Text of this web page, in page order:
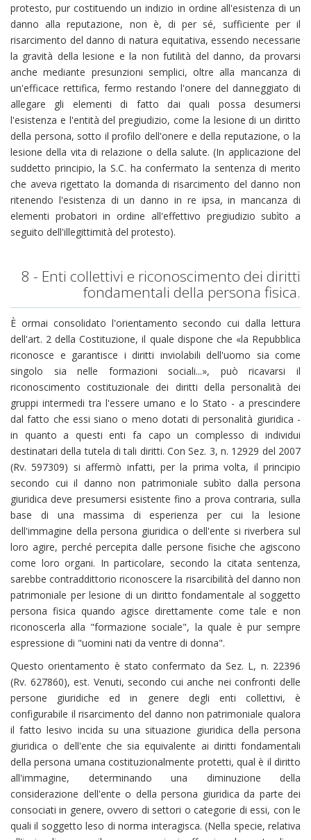
protesto, pur costituendo un indizio in ordine all'esistenza di un
danno alla reputazione, non è, di per sé, sufficiente per il
risarcimento del danno di natura equitativa, essendo necessarie
la gravità della lesione e la non futilità del danno, da provarsi
anche mediante presunzioni semplici, oltre alla mancanza di
un'efficace rettifica, fermo restando l'onere del danneggiato di
allegare gli elementi di fatto dai quali possa desumersi
l'esistenza e l'entità del pregiudizio, come la lesione di un diritto
della persona, sotto il profilo dell'onere e della reputazione, o la
lesione della vita di relazione o della salute. (In applicazione del
suddetto principio, la S.C. ha confermato la sentenza di merito
che aveva rigettato la domanda di risarcimento del danno non
ritenendo l'esistenza di un danno in re ipsa, in mancanza di
elementi probatori in ordine all'effettivo pregiudizio subìto a
seguito dell'illegittimità del protesto).
8 - Enti collettivi e riconoscimento dei diritti
fondamentali della persona fisica.
È ormai consolidato l'orientamento secondo cui dalla lettura
dell'art. 2 della Costituzione, il quale dispone che «la Repubblica
riconosce e garantisce i diritti inviolabili dell'uomo sia come
singolo sia nelle formazioni sociali...», può ricavarsi il
riconoscimento costituzionale dei diritti della personalità dei
gruppi intermedi tra l'essere umano e lo Stato - a prescindere
dal fatto che essi siano o meno dotati di personalità giuridica -
in quanto a questi enti fa capo un complesso di individui
destinatari della tutela di tali diritti. Con Sez. 3, n. 12929 del 2007
(Rv. 597309) si affermò infatti, per la prima volta, il principio
secondo cui il danno non patrimoniale subìto dalla persona
giuridica deve presumersi esistente fino a prova contraria, sulla
base di una massima di esperienza per cui la lesione
dell'immagine della persona giuridica o dell'ente si riverbera sul
loro agire, perché percepita dalle persone fisiche che agiscono
come loro organi. In particolare, secondo la citata sentenza,
sarebbe contraddittorio riconoscere la risarcibilità del danno non
patrimoniale per lesione di un diritto fondamentale al soggetto
persona fisica quando agisce direttamente come tale e non
riconoscerla alla "formazione sociale", la quale è pur sempre
espressione di "uomini nati da ventre di donna".
Questo orientamento è stato confermato da Sez. L, n. 22396
(Rv. 627860), est. Venuti, secondo cui anche nei confronti delle
persone giuridiche ed in genere degli enti collettivi, è
configurabile il risarcimento del danno non patrimoniale qualora
il fatto lesivo incida su una situazione giuridica della persona
giuridica o dell'ente che sia equivalente ai diritti fondamentali
della persona umana costituzionalmente protetti, qual è il diritto
all'immagine, determinando una diminuzione della
considerazione dell'ente o della persona giuridica da parte dei
consociati in genere, ovvero di settori o categorie di essi, con le
quali il soggetto leso di norma interagisca. (Nella specie, relativa